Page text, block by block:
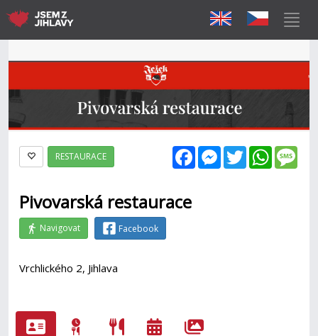
FacebookMessenger
Twitter
RESTAURACE
Pivovarská restaurace
Navigovat Facebook
Vrchlického 2, Jihlava